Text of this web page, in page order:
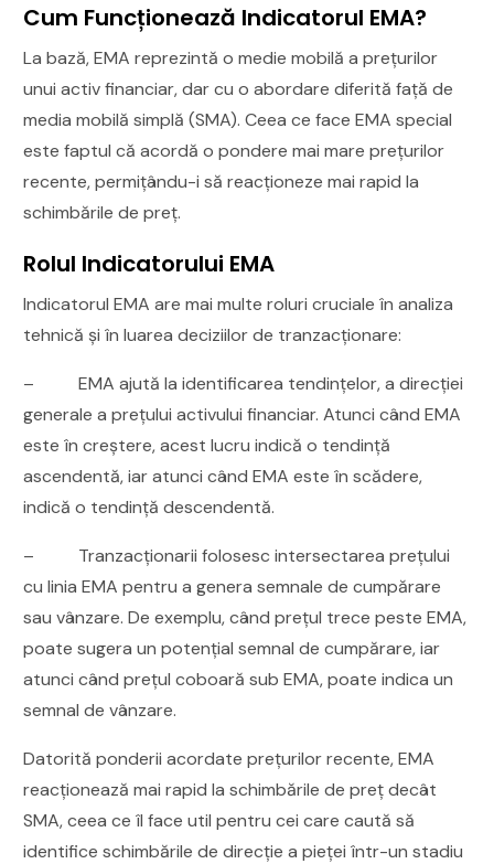
Cum Funcționează Indicatorul EMA?
La bază, EMA reprezintă o medie mobilă a prețurilor
unui activ financiar, dar cu o abordare diferită față de
media mobilă simplă (SMA). Ceea ce face EMA special
este faptul că acordă o pondere mai mare prețurilor
recente, permițându-i să reacționeze mai rapid la
schimbările de preț.
Rolul Indicatorului EMA
Indicatorul EMA are mai multe roluri cruciale în analiza
tehnică și în luarea deciziilor de tranzacționare:
– EMA ajută la identificarea tendințelor, a direcției
generale a prețului activului financiar. Atunci când EMA
este în creștere, acest lucru indică o tendință
ascendentă, iar atunci când EMA este în scădere,
indică o tendință descendentă.
– Tranzacționarii folosesc intersectarea prețului
cu linia EMA pentru a genera semnale de cumpărare
sau vânzare. De exemplu, când prețul trece peste EMA,
poate sugera un potențial semnal de cumpărare, iar
atunci când prețul coboară sub EMA, poate indica un
semnal de vânzare.
Datorită ponderii acordate prețurilor recente, EMA
reacționează mai rapid la schimbările de preț decât
SMA, ceea ce îl face util pentru cei care caută să
identifice schimbările de direcție a pieței într-un stadiu